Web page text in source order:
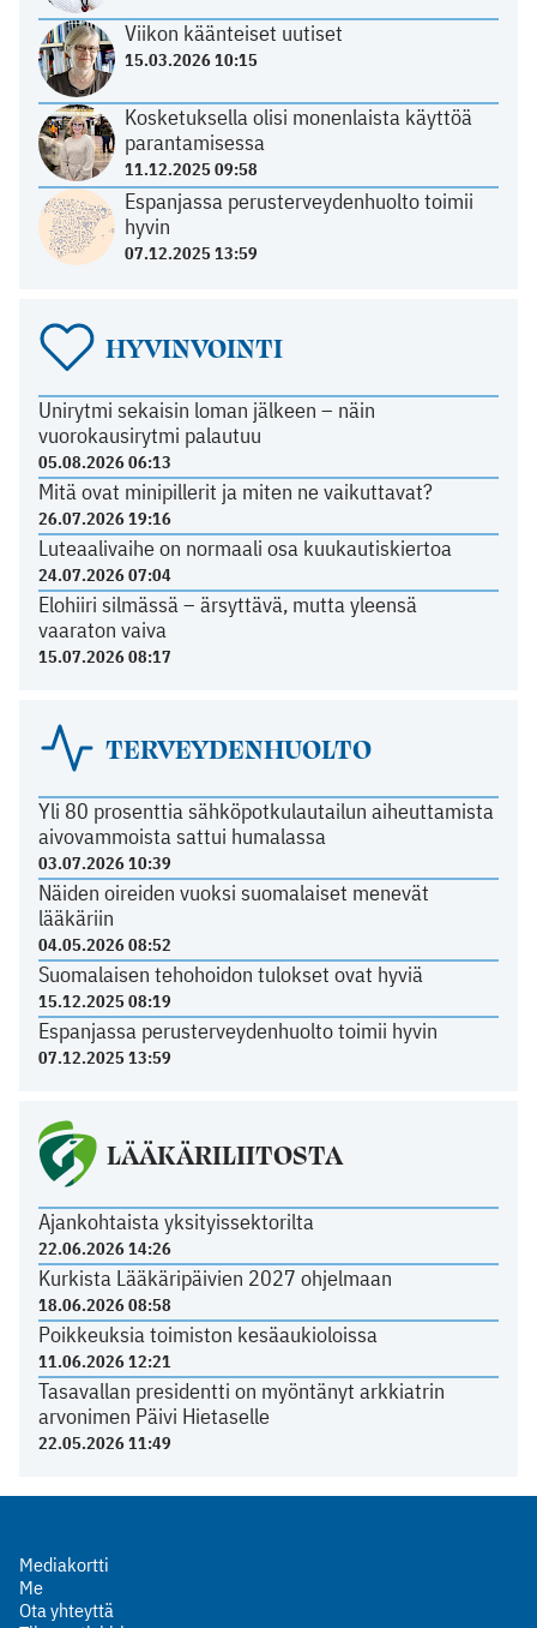
Viikon käänteiset uutiset
15.03.2026 10:15
Kosketuksella olisi monenlaista käyttöä
parantamisessa
11.12.2025 09:58
Espanjassa perusterveydenhuolto toimii
hyvin
07.12.2025 13:59
HYVINVOINTI
Unirytmi sekaisin loman jälkeen – näin
vuorokausirytmi palautuu
05.08.2026 06:13
Mitä ovat minipillerit ja miten ne vaikuttavat?
26.07.2026 19:16
Luteaalivaihe on normaali osa kuukautiskiertoa
24.07.2026 07:04
Elohiiri silmässä – ärsyttävä, mutta yleensä
vaaraton vaiva
15.07.2026 08:17
TERVEYDENHUOLTO
Yli 80 prosenttia sähköpotkulautailun aiheuttamista
aivovammoista sattui humalassa
03.07.2026 10:39
Näiden oireiden vuoksi suomalaiset menevät
lääkäriin
04.05.2026 08:52
Suomalaisen tehohoidon tulokset ovat hyviä
15.12.2025 08:19
Espanjassa perusterveydenhuolto toimii hyvin
07.12.2025 13:59
LÄÄKÄRILIITOSTA
Ajankohtaista yksityissektorilta
22.06.2026 14:26
Kurkista Lääkäripäivien 2027 ohjelmaan
18.06.2026 08:58
Poikkeuksia toimiston kesäaukioloissa
11.06.2026 12:21
Tasavallan presidentti on myöntänyt arkkiatrin
arvonimen Päivi Hietaselle
22.05.2026 11:49
Mediakortti
Me
Ota yhteyttä